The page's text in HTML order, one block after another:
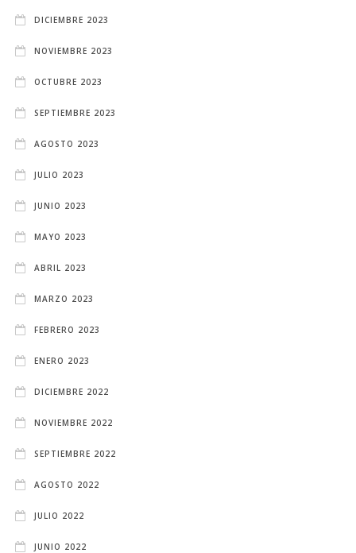
DICIEMBRE 2023
NOVIEMBRE 2023
OCTUBRE 2023
SEPTIEMBRE 2023
AGOSTO 2023
JULIO 2023
JUNIO 2023
MAYO 2023
ABRIL 2023
MARZO 2023
FEBRERO 2023
ENERO 2023
DICIEMBRE 2022
NOVIEMBRE 2022
SEPTIEMBRE 2022
AGOSTO 2022
JULIO 2022
JUNIO 2022